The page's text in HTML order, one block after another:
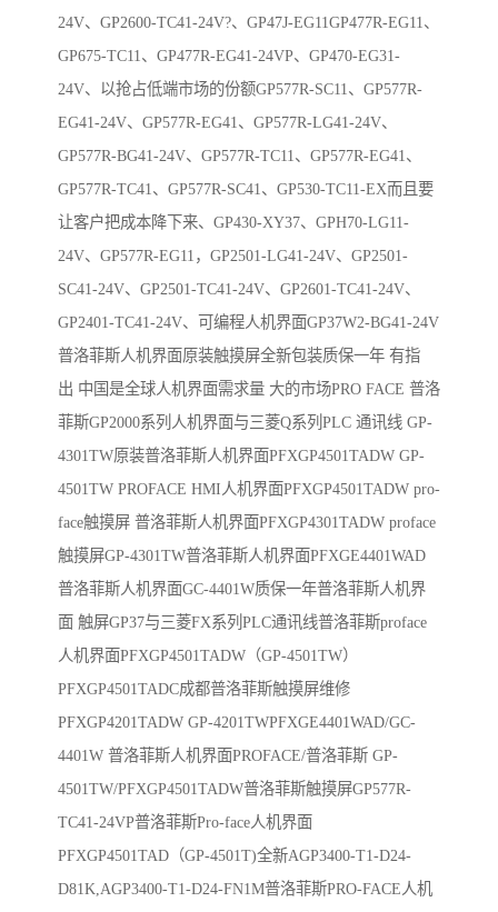
24V、GP2600-TC41-24V?、GP47J-EG11GP477R-EG11、
GP675-TC11、GP477R-EG41-24VP、GP470-EG31-
24V、以抢占低端市场的份额GP577R-SC11、GP577R-
EG41-24V、GP577R-EG41、GP577R-LG41-24V、
GP577R-BG41-24V、GP577R-TC11、GP577R-EG41、
GP577R-TC41、GP577R-SC41、GP530-TC11-EX而且要
让客户把成本降下来、GP430-XY37、GPH70-LG11-
24V、GP577R-EG11，GP2501-LG41-24V、GP2501-
SC41-24V、GP2501-TC41-24V、GP2601-TC41-24V、
GP2401-TC41-24V、可编程人机界面GP37W2-BG41-24V
普洛菲斯人机界面原装触摸屏全新包装质保一年 有指
出 中国是全球人机界面需求量 大的市场PRO FACE 普洛
菲斯GP2000系列人机界面与三菱Q系列PLC 通讯线 GP-
4301TW原装普洛菲斯人机界面PFXGP4501TADW GP-
4501TW PROFACE HMI人机界面PFXGP4501TADW pro-
face触摸屏 普洛菲斯人机界面PFXGP4301TADW proface
触摸屏GP-4301TW普洛菲斯人机界面PFXGE4401WAD
普洛菲斯人机界面GC-4401W质保一年普洛菲斯人机界
面 触屏GP37与三菱FX系列PLC通讯线普洛菲斯proface
人机界面PFXGP4501TADW（GP-4501TW）
PFXGP4501TADC成都普洛菲斯触摸屏维修
PFXGP4201TADW GP-4201TWPFXGE4401WAD/GC-
4401W 普洛菲斯人机界面PROFACE/普洛菲斯 GP-
4501TW/PFXGP4501TADW普洛菲斯触摸屏GP577R-
TC41-24VP普洛菲斯Pro-face人机界面
PFXGP4501TAD（GP-4501T)全新AGP3400-T1-D24-
D81K,AGP3400-T1-D24-FN1M普洛菲斯PRO-FACE人机